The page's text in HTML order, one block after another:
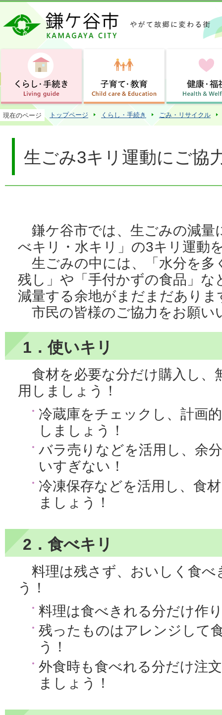
この
現在のページ トップページ くらし・手続き ごみ・リサイクル
生ごみ3キリ運動にご協
鎌ケ谷市では、生ごみの減量
べキリ・水キリ」の3キリ運動
生ごみの中には、「水分を多
残し」や「手付かずの食品」
減量する余地がまだまだありま
市民の皆様のご協力をお願い
1．使いキリ
食材を必要な分だけ購入し、
用しましょう！
冷蔵庫をチェックし、計画
しましょう！
バラ売りなどを活用し、余
いすぎない！
冷凍保存などを活用し、食
ましょう！
2．食べキリ
料理は残さず、おいしく食べ
う！
料理は食べきれる分だけ作
残ったものはアレンジして
う！
外食時も食べれる分だけ注
ましょう！